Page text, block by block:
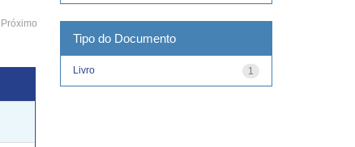
Próximo
Tipo do Documento
1
Livro